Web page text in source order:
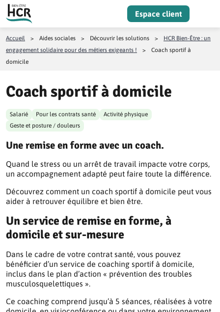
Aller au contenu
Espace client
Accueil > Aides sociales > Découvrir les solutions >
HCR Bien-Être : un
engagement solidaire pour des métiers exigeants !
>
Coach sportif à
domicile
Coach sportif à domicile
Salarié Pour les contrats santé
Activité physique
Geste et posture / douleurs
Une remise en forme avec un coach.
Quand le stress ou un arrêt de travail impacte votre corps,
un accompagnement adapté peut faire toute la différence.
Découvrez comment un coach sportif à domicile peut vous
aider à retrouver équilibre et bien être.
Un service de remise en forme, à
domicile et sur-mesure
Dans le cadre de votre contrat santé, vous pouvez
bénéficier d’un service de coaching sportif à domicile,
inclus dans le plan d’action « prévention des troubles
musculosquelettiques ».
Ce coaching comprend jusqu’à 5 séances, réalisées à votre